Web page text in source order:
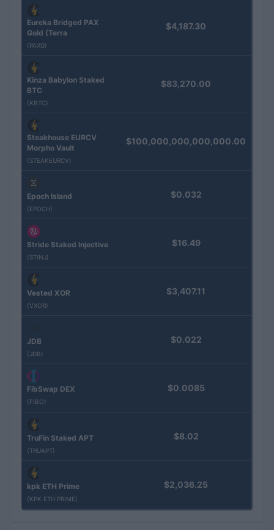
Eureka Bridged PAX
Gold (Terra
(PAXG)
$4,187.30
Kinza Babylon Staked
BTC
(KBTC)
$83,270.00
Steakhouse EURCV
Morpho Vault
(STEAKEURCV)
$100,000,000,000,000.00
Epoch Island
(EPOCH)
$0.032
Stride Staked Injective
(STINJ)
$16.49
Vested XOR
(VXOR)
$3,407.11
JDB
(JDB)
$0.022
FibSwap DEX
(FIBO)
$0.0085
TruFin Staked APT
(TRUAPT)
$8.02
kpk ETH Prime
(KPK ETH PRIME)
$2,036.25